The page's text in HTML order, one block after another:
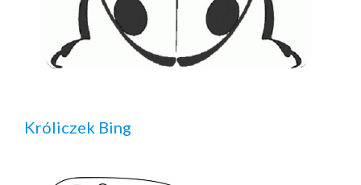
Króliczek Bing